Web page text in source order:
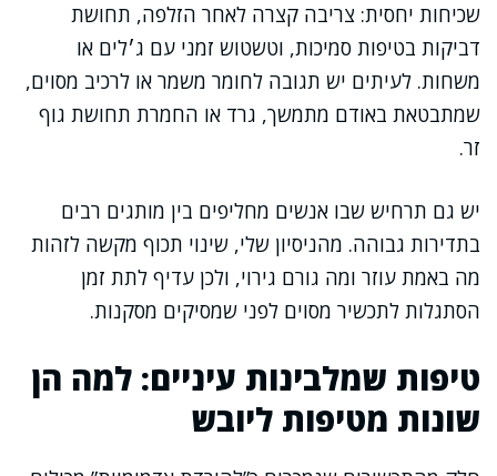
שכיחות יחסית: צריבה קצרה לאחר הזלפה, תחושת
דביקות בטיפות סמיכות, וטשטוש זמני עם ג׳לים או
משחות. לעיתים יש תגובה לחומר משמר או לרכיב מסוים,
שמתבטאת באודם מתמשך, גרד או החמרת תחושת גוף
זר.
יש גם תרחיש שבו אנשים מחליפים בין מותגים רבים
בתדירות גבוהה. מהניסיון שלי, שינוי תכוף מקשה לזהות
מה באמת עוזר ומה גורם גירוי, ולכן עדיף לתת זמן
הסתגלות לתכשיר מסוים לפני שמסיקים מסקנות.
טיפות שמלבינות עיניים: למה הן
שונות מטיפות ליובש